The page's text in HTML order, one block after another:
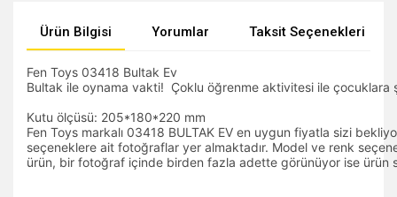
Ürün Bilgisi Yorumlar Taksit Seçenekleri
Fen Toys 03418 Bultak Ev
Bultak ile oynama vakti! Çoklu öğrenme aktivitesi ile çocuklara
Kutu ölçüsü: 205*180*220 mm
Fen Toys markalı 03418 BULTAK EV en uygun fiyatla sizi
seçeneklere ait fotoğraflar yer almaktadır. Model ve renk
ürün, bir fotoğraf içinde birden fazla adette görünüyor ise